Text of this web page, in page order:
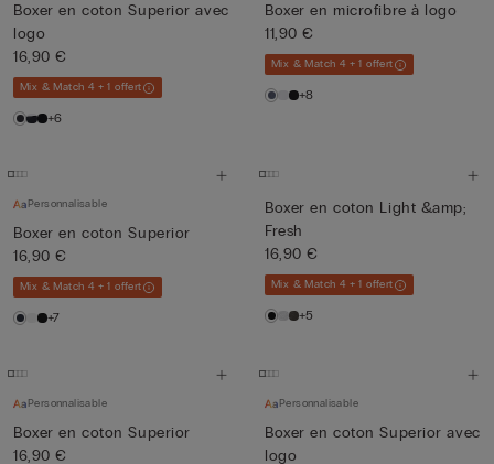
Boxer en coton Superior avec
logo
16,90 €
Mix & Match 4 + 1 offert
+6
Boxer en microfibre à logo
11,90 €
Mix & Match 4 + 1 offert
+8
Personnalisable
Boxer en coton Superior
16,90 €
Mix & Match 4 + 1 offert
+7
Boxer en coton Light &amp;
Fresh
16,90 €
Mix & Match 4 + 1 offert
+5
Personnalisable
Boxer en coton Superior
16,90 €
Personnalisable
Boxer en coton Superior avec
logo